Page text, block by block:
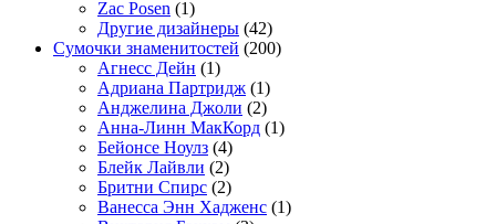
Zac Posen (1)
Другие дизайнеры (42)
Сумочки знаменитостей (200)
Агнесс Дейн (1)
Адриана Партридж (1)
Анджелина Джоли (2)
Анна-Линн МакКорд (1)
Бейонсе Ноулз (4)
Блейк Лайвли (2)
Бритни Спирс (2)
Ванесса Энн Хадженс (1)